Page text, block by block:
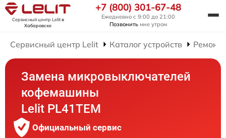
Сервисный центр Lelitв
Хабаровске
+7 (800) 301-67-48
Ежедневно с 9:00 до 21:00
Позвонить мне утром
Сервисный центр Lelit Каталог устройств
Замена микровыключателей
кофемашины
Lelit PL41TEM
Официальный сервис